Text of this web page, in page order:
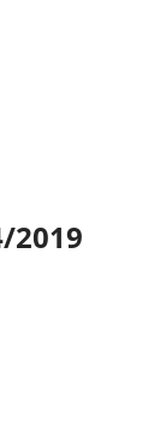
2019